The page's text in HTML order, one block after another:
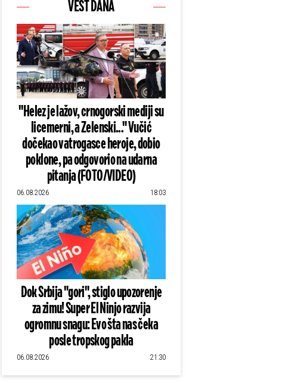
VEST DANA
"Helez je lažov, crnogorski mediji su
licemerni, a Zelenski..." Vučić
dočekao vatrogasce heroje, dobio
poklone, pa odgovorio na udarna
pitanja (FOTO/VIDEO)
06.08.2026 18:03
Dok Srbija "gori", stiglo upozorenje
za zimu! Super El Ninjo razvija
ogromnu snagu: Evo šta nas čeka
posle tropskog pakla
06.08.2026 21:30